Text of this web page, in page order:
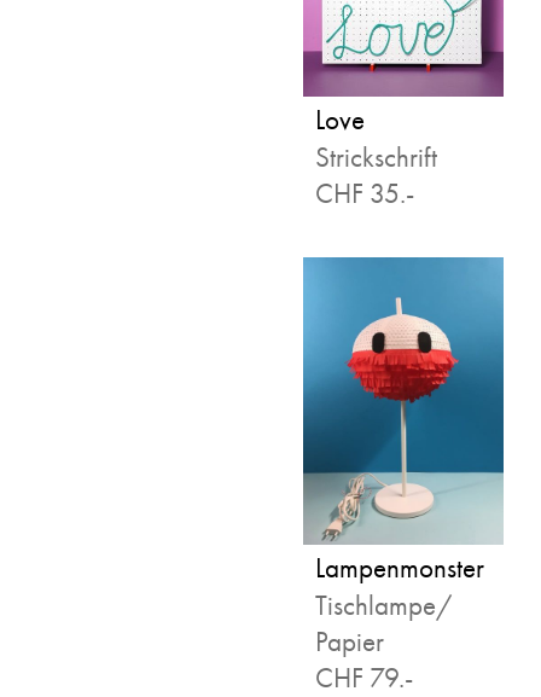
Love
Strickschrift
CHF 35.-
Lampenmonster
Tischlampe/
Papier
CHF 79.-